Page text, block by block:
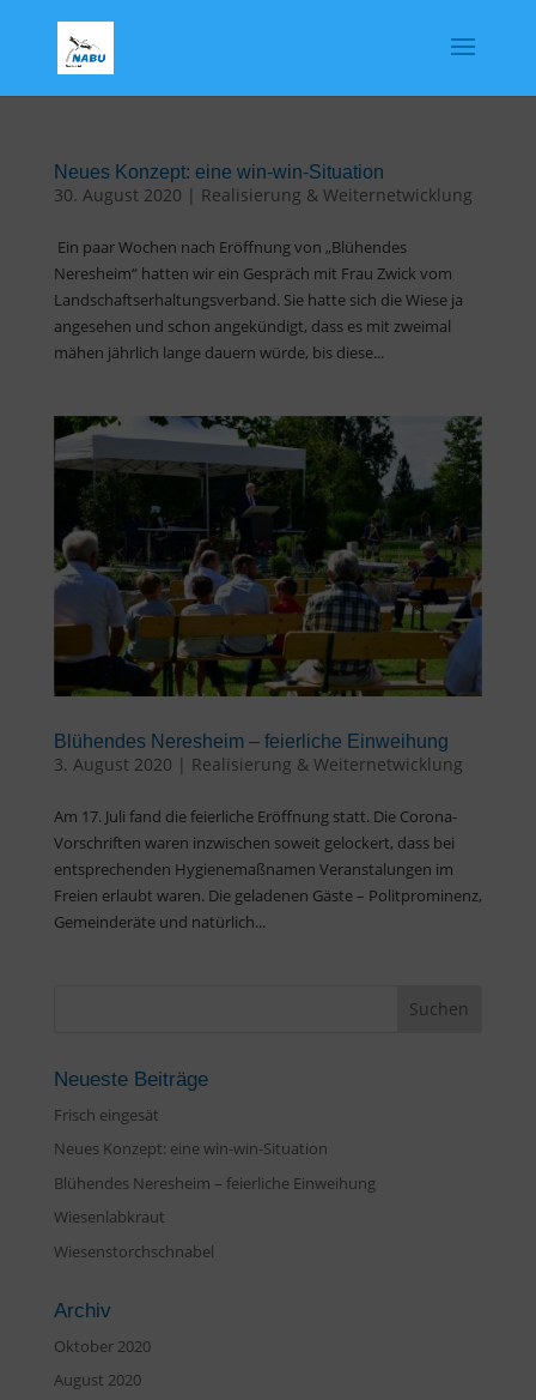
Neues Konzept: eine win-win-Situation
30. August 2020 | Realisierung & Weiternetwicklung
Ein paar Wochen nach Eröffnung von „Blühendes
Neresheim“ hatten wir ein Gespräch mit Frau Zwick vom
Landschaftserhaltungsverband. Sie hatte sich die Wiese ja
angesehen und schon angekündigt, dass es mit zweimal
mähen jährlich lange dauern würde, bis diese...
Blühendes Neresheim – feierliche Einweihung
3. August 2020 | Realisierung & Weiternetwicklung
Am 17. Juli fand die feierliche Eröffnung statt. Die Corona-
Vorschriften waren inzwischen soweit gelockert, dass bei
entsprechenden Hygienemaßnamen Veranstalungen im
Freien erlaubt waren. Die geladenen Gäste – Politprominenz,
Gemeinderäte und natürlich...
Neueste Beiträge
Frisch eingesät
Neues Konzept: eine win-win-Situation
Blühendes Neresheim – feierliche Einweihung
Wiesenlabkraut
Wiesenstorchschnabel
Archiv
Oktober 2020
August 2020